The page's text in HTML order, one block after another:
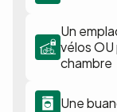
Un
vélos
chambre
Une